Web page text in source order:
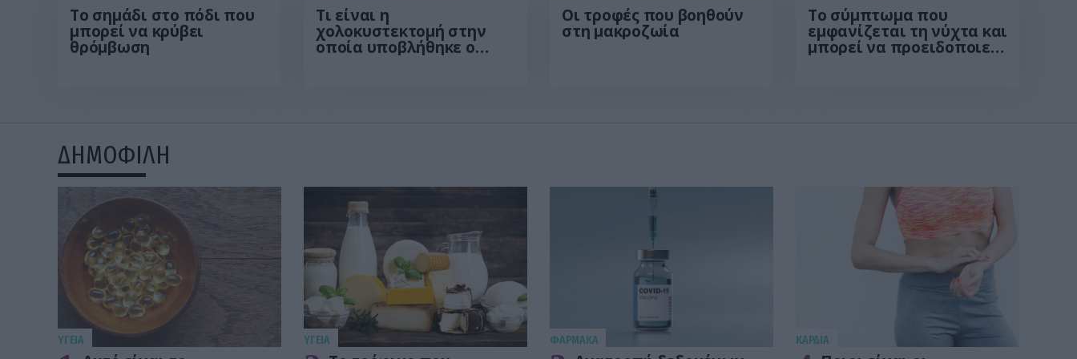
Το σημάδι στο πόδι που
μπορεί να κρύβει
θρόμβωση
Τι είναι η
χολοκυστεκτομή στην
οποία υποβλήθηκε ο
Οι τροφές που βοηθούν
στη μακροζωία
Το σύμπτωμα που
εμφανίζεται τη νύχτα και
μπορεί να προειδοποιεί
ΔΗΜΟΦΙΛΗ
ΥΓΕΙΑ ΥΓΕΙΑ ΦΑΡΜΑΚΑ KΑΡΔΙΑ